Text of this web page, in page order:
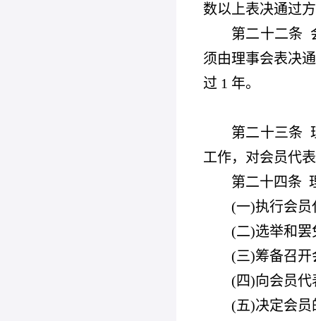
数以上表决通过
第二十二条
须由理事会表决
过 1 年。
第二十三条
工作，对会员代
第二十四条
(一)执行会员
(二)选举和
(三)筹备召
(四)向会员
(五)决定会